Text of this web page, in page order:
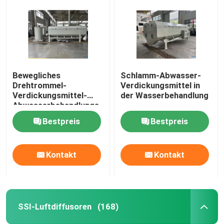
Bewegliches
Drehtrommel-
Verdickungsmittel-
Abwasserbehandlungs-
städtisches
industriellesBestpreis
Kontakt
Schlamm-Abwasser-
Verdickungsmittel in
der Wasserbehandlung
Bestpreis
Kontakt
SSI-Luftdiffusoren (168)